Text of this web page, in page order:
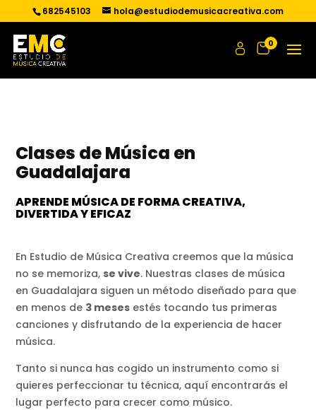
682545103 hola@estudiodemusicacreativa.com
0
Clases de Música en
Guadalajara
APRENDE MÚSICA DE FORMA CREATIVA,
DIVERTIDA Y EFICAZ
En Estudio de Música Creativa creemos que la música
no se memoriza, se vive. Nuestras clases de música
en Guadalajara siguen un método diseñado para que
en menos de 3 meses estés tocando tus primeras
canciones y disfrutando de la experiencia de hacer
música.
Tanto si nunca has cogido un instrumento como si
quieres perfeccionar tu técnica, aquí encontrarás el
lugar perfecto para crecer como músico.